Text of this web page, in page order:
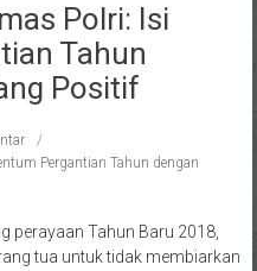
Polri: Isi
Tahun
Positif
Pergantian Tahun dengan
perayaan Tahun Baru 2018,
tua untuk tidak membiarkan